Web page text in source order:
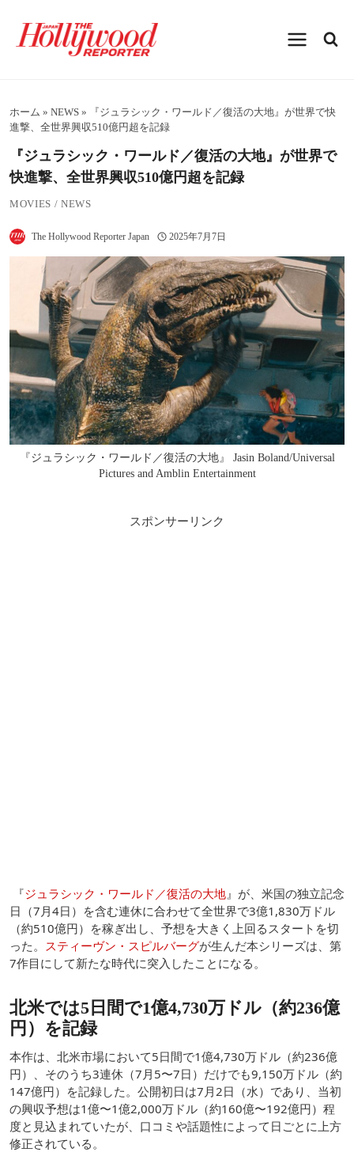
プホーム » NEWS »
『ジュラシック・ワールド／復活の大地』が世界で快
進撃、全世界興収510億円超を記録
『ジュラシック・ワールド／復活の大地』が世界で
快進撃、全世界興収510億円超を記録
MOVIES / NEWS
The Hollywood Reporter Japan 2025年7月7日
『ジュラシック・ワールド／復活の大地』 Jasin Boland/Universal
Pictures and Amblin Entertainment
スポンサーリンク
『ジュラシック・ワールド／復活の大地 』が、米国の独立記念
日（7月4日）を含む連休に合わせて全世界で3億1,830万ドル
（約510億円）を稼ぎ出し、予想を大きく上回るスタートを切
った。 スティーヴン・スピルバーグが生んだ本シリーズは、第
7作目にして新たな時代に突入したことになる。
北米では5日間で1億4,730万ドル（約236億
円）を記録
本作は、北米市場において5日間で1億4,730万ドル（約236億
円）、そのうち3連休（7月5〜7日）だけでも9,150万ドル（約
147億円）を記録した。公開初日は7月2日（水）であり、当初
の興収予想は1億〜1億2,000万ドル（約160億〜192億円）程
度と見込まれていたが、口コミや話題性によって日ごとに上方
修正されている。